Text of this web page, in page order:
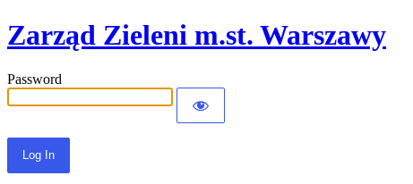
Zarząd Zieleni m.st. Warszawy
Password